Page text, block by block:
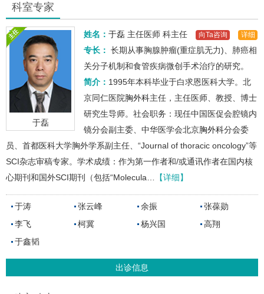
科室专家
于磊
姓名： 于磊 主任医师 科主任 向Ta咨询 详细
专长： 长期从事胸腺肿瘤(重症肌无力)、肺癌相
关分子机制和食管疾病微创手术治疗的研究。
简介： 1995年本科毕业于白求恩医科大学。北
京同仁医院胸外科主任，主任医师、教授、博士
研究生导师。社会职务：现任中国医促会腔镜内
镜分会副主委、中华医学会北京胸外科分会委
员、首都医科大学胸外学系副主任、“Journal of thoracic oncology”等
SCI杂志审稿专家。学术成绩：作为第一作者和/或通讯作者在国内核
心期刊和国外SCI期刊（包括“Molecula…
【详细】
于涛 张云峰 余振
张葆勋
李飞
柯冀 杨兴国
高翔
于鑫韬
出诊信息